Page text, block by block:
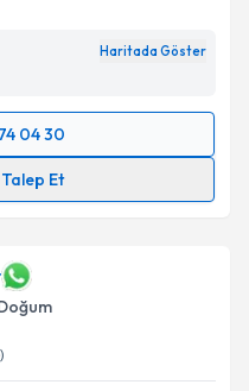
Haritada Göster
04 30
Et
e-posta ile